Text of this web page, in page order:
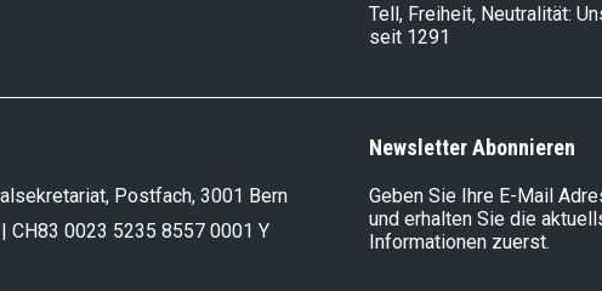
Tell, Freiheit, Neutralität:
seit 1291
Postfach, 3001 Bern
| CH83 0023 5235 8557 0001 Y
Newsletter Abonnieren
Geben Sie Ihre E-Mail
und erhalten Sie die
Informationen zuerst.